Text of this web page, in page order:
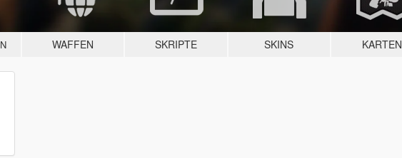
WAFFEN SKRIPTE SKINS KARTEN